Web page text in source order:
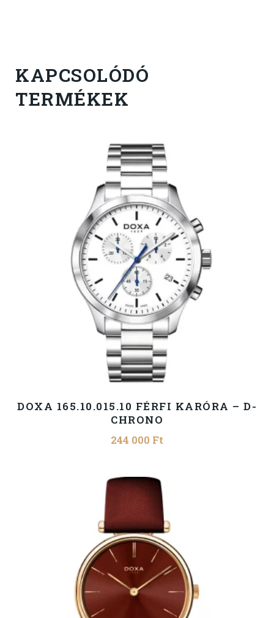
KAPCSOLÓDÓ
TERMÉKEK
DOXA 165.10.015.10 FÉRFI KARÓRA – D-
CHRONO
244 000 Ft